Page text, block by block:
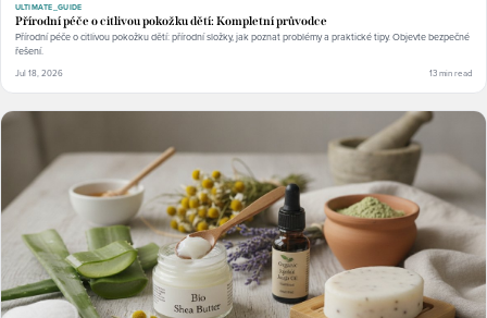
ULTIMATE_GUIDE
Přírodní péče o citlivou pokožku dětí: Kompletní průvodce
Přírodní péče o citlivou pokožku dětí: přírodní složky, jak poznat problémy a praktické tipy. Objevte bezpečné
řešení.
Jul 18, 2026 13 min read